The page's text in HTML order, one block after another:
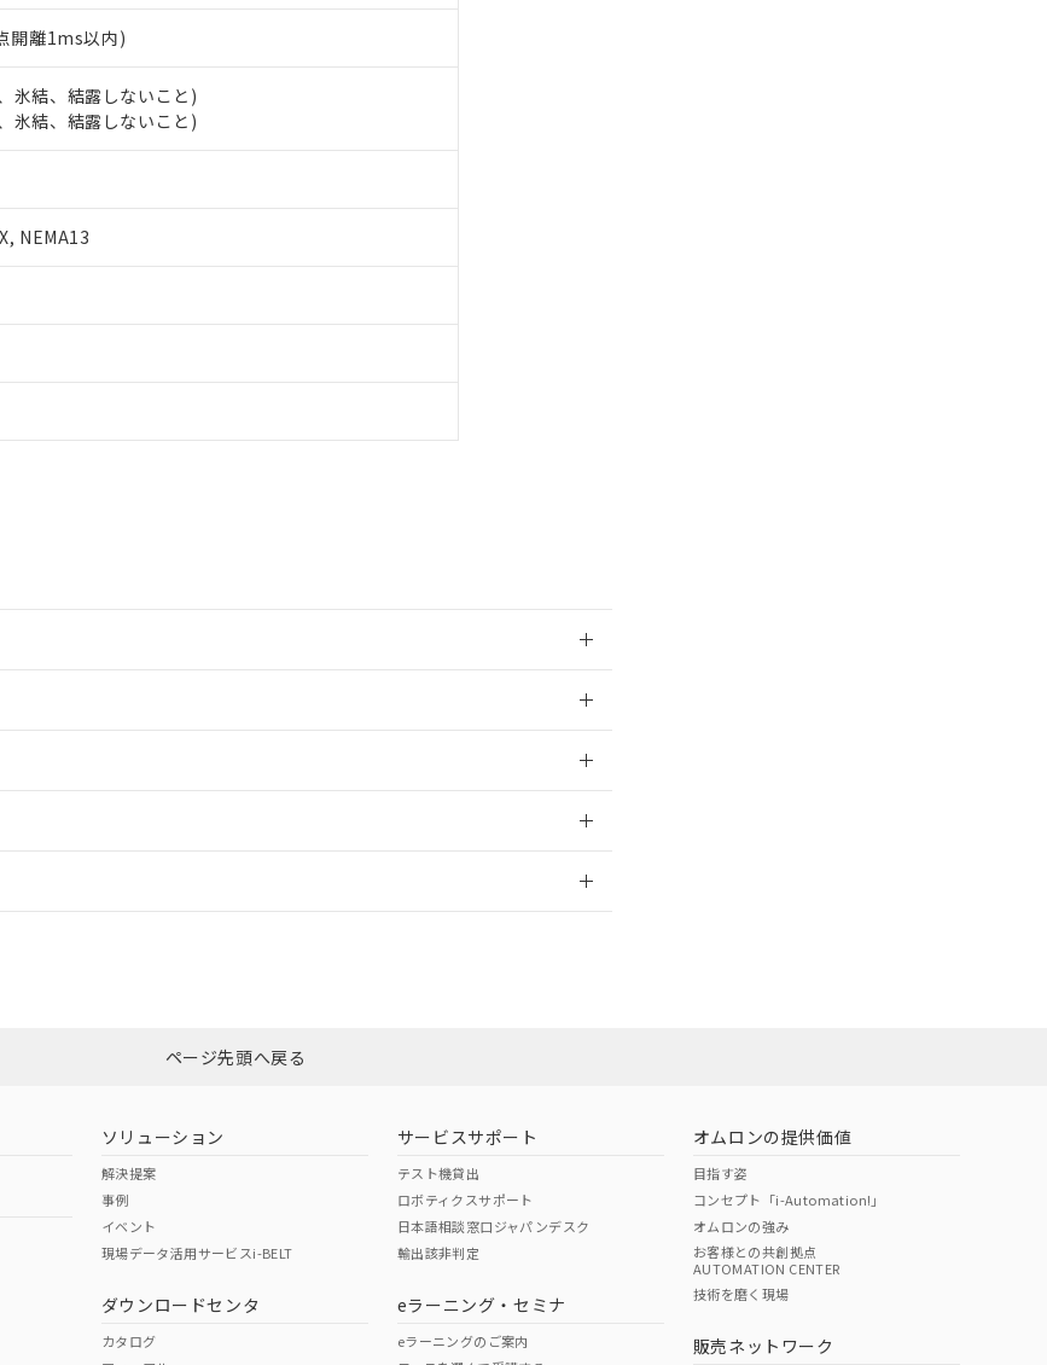
開離1ms以内)
氷結、結露しないこと)
氷結、結露しないこと)
NEMA13
ダウンロードはこちら
（日本
（アメリカ
この製品の規格認証/適合状況ページへ
その他の認証はこちらのページからご検索ください
ページ先頭へ戻る
ソリューション
解決提案
事例
イベント
現場データ活用サービスi-BELT
ダウンロードセンタ
カタログ
サービスサポート
テスト機貸出
ロボティクスサポート
日本語相談窓口ジャパンデスク
輸出該非判定
eラーニング・セミナ
eラーニングのご案内
オムロンの提供価値
目指す姿
コンセプト「i-Automation!」
オムロンの強み
お客様との共創拠点
AUTOMATION CENTER
技術を磨く現場
販売ネットワーク